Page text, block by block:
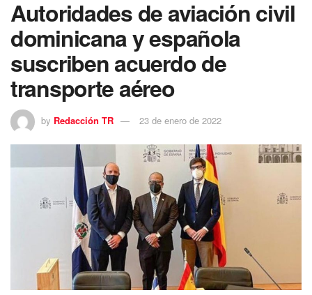
Autoridades de aviación civil
dominicana y española
suscriben acuerdo de
transporte aéreo
by Redacción TR 23 de enero de 2022